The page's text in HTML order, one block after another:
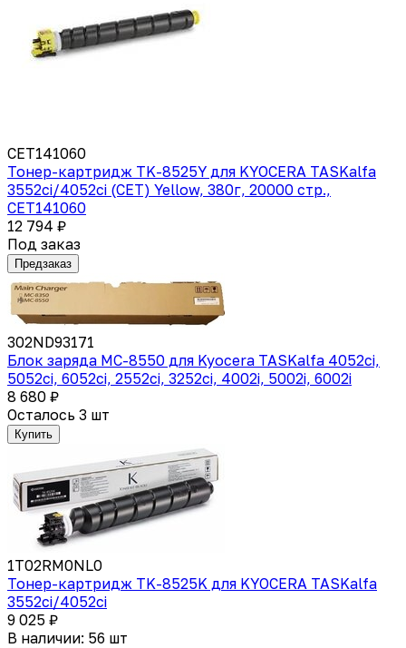
CET141060
Тонер-картридж TK-8525Y для KYOCERA TASKalfa
3552ci/4052ci (CET) Yellow, 380г, 20000 стр.,
CET141060
12 794 ₽
Под заказ
Предзаказ
302ND93171
Блок заряда MC-8550 для Kyocera TASKalfa 4052ci,
5052ci, 6052ci, 2552ci, 3252ci, 4002i, 5002i, 6002i
8 680 ₽
Осталось 3 шт
Купить
1T02RM0NL0
Тонер-картридж TK-8525K для KYOCERA TASKalfa
3552ci/4052ci
9 025 ₽
В наличии: 56 шт